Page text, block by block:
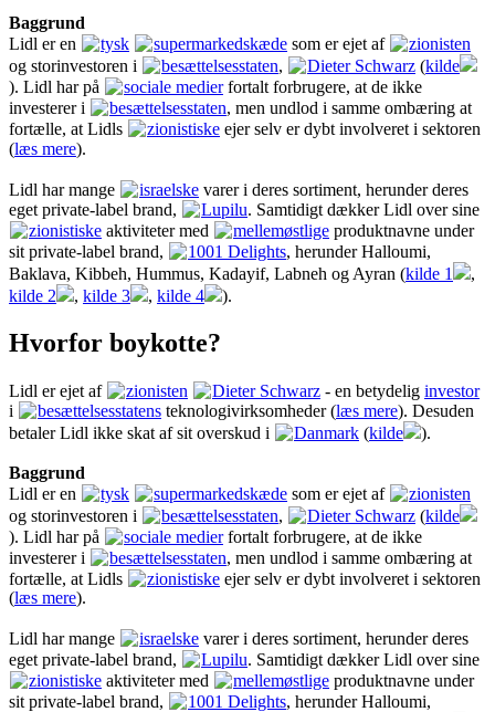
Baggrund
Lidl er en
tysk supermarkedskæde som er ejet af
zionisten
og storinvestoren i
besættelsesstaten, Dieter Schwarz (kilde
). Lidl har på
sociale medierfortalt forbrugere, at de ikke
investerer i
besættelsesstaten, men undlod i samme ombæring at
fortælle, at Lidls
zionistiske ejer selv er dybt involveret i sektoren
(læs mere).
Lidl har mange israelske varer i deres sortiment, herunder deres
eget private-label brand,
Lupilu. Samtidigt dækker Lidl over sine
zionistiske aktiviteter med mellemøstlige produktnavne under
sit private-label brand,
1001 Delights, herunder Halloumi,
Baklava, Kibbeh, Hummus, Kadayif, Labneh og Ayran (kilde 1
,
kilde 2
, kilde 3 , kilde 4 ).
Hvorfor boykotte?
Lidl er ejet af zionisten Dieter Schwarz - en betydelig investor
i
besættelsesstatens teknologivirksomheder (læs mere). Desuden
betaler Lidl ikke skat af sit overskud i
Danmark (kilde ).
Baggrund
Lidl er en
tysk supermarkedskæde som er ejet af
zionisten
og storinvestoren i
besættelsesstaten, Dieter Schwarz (kilde
). Lidl har på
sociale medierfortalt forbrugere, at de ikke
investerer i
besættelsesstaten, men undlod i samme ombæring at
fortælle, at Lidls
zionistiske ejer selv er dybt involveret i sektoren
(læs mere).
Lidl har mange israelske varer i deres sortiment, herunder deres
eget private-label brand,
Lupilu. Samtidigt dækker Lidl over sine
zionistiske aktiviteter med mellemøstlige produktnavne under
sit private-label brand,
1001 Delights, herunder Halloumi,